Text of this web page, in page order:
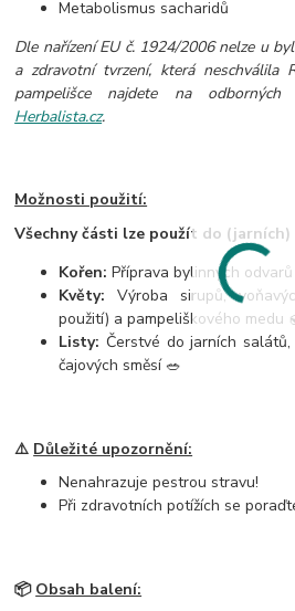
Metabolismus sacharidů
Dle nařízení EU č. 1924/2006 nelze u
a zdravotní tvrzení, která neschválila
pampelišce najdete na
Herbalista.cz.
Možnosti použití:
Všechny části lze použít do (jarních)
Kořen: Příprava bylinných
Květy: Výroba sirupů,
použití) a pampeliškového medu
Listy: Čerstvé do jarních
čajových směsí 🥗
⚠️ Důležité upozornění:
Nenahrazuje pestrou stravu!
Při zdravotních potížích se
📦 Obsah balení: